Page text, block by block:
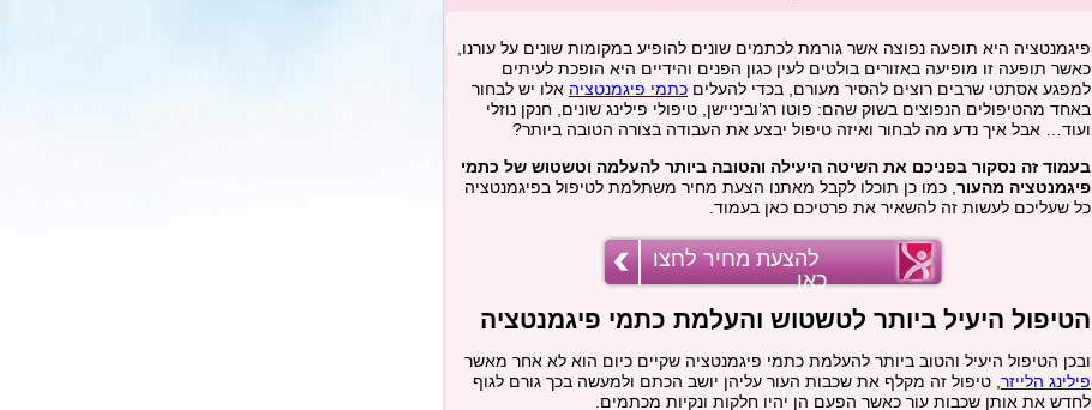
פיגמנטציה היא תופעה נפוצה אשר גורמת לכתמים שונים להופיע במקומות שונים על עורנו,
כאשר תופעה זו מופיעה באזורים בולטים לעין כגון הפנים והידיים היא הופכת לעיתים
למפגע אסתטי שרבים רוצים להסיר מעורם, בכדי להעלים כתמי פיגמנטציה אלו יש לבחור
באחד מהטיפולים הנפוצים בשוק שהם: פוטו רג’וביניישן, טיפולי פילינג שונים, חנקן נוזלי
ועוד… אבל איך נדע מה לבחור ואיזה טיפול יבצע את העבודה בצורה הטובה ביותר?
בעמוד זה נסקור בפניכם את השיטה היעילה והטובה ביותר להעלמה וטשטוש של כתמי
פיגמנטציה מהעור , כמו כן תוכלו לקבל מאתנו הצעת מחיר משתלמת לטיפול בפיגמנטציה
כל שעליכם לעשות זה להשאיר את פרטיכם כאן בעמוד.
להצעת מחיר לחצו
כאן
הטיפול היעיל ביותר לטשטוש והעלמת כתמי פיגמנטציה
ובכן הטיפול היעיל והטוב ביותר להעלמת כתמי פיגמנטציה שקיים כיום הוא לא אחר מאשר
פילינג הלייזר , טיפול זה מקלף את שכבות העור עליהן יושב הכתם ולמעשה בכך גורם לגוף
לחדש את אותן שכבות עור כאשר הפעם הן יהיו חלקות ונקיות מכתמים.